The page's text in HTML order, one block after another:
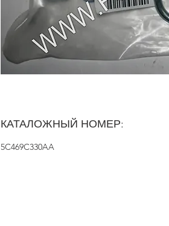
КАТАЛОЖНЫЙ НОМЕР:
5C469C330AA